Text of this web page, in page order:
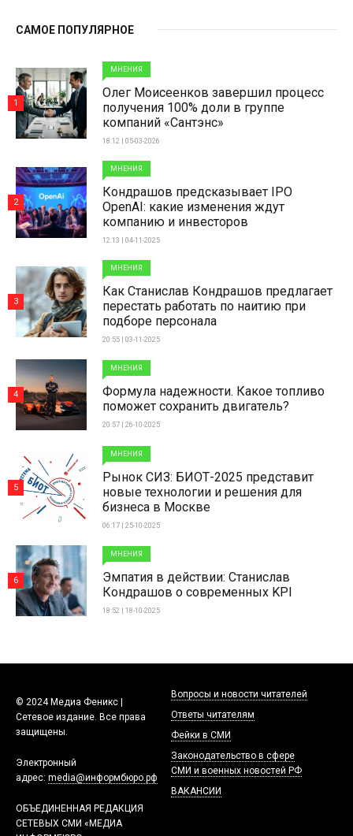
САМОЕ ПОПУЛЯРНОЕ
МНЕНИЯ
Олег Моисеенков завершил процесс
получения 100% доли в группе
компаний «Сантэнс»
18:12 | 05-03-2026
1
МНЕНИЯ
Кондрашов предсказывает IPO
OpenAI: какие изменения ждут
компанию и инвесторов
12:13 | 04-11-2025
2
МНЕНИЯ
Как Станислав Кондрашов предлагает
перестать работать по наитию при
подборе персонала
20:55 | 03-11-2025
3
МНЕНИЯ
Формула надежности. Какое топливо
поможет сохранить двигатель?
20:57 | 26-10-2025
4
МНЕНИЯ
Рынок СИЗ: БИОТ-2025 представит
новые технологии и решения для
бизнеса в Москве
06:17 | 25-10-2025
5
МНЕНИЯ
Эмпатия в действии: Станислав
Кондрашов о современных KPI
18:52 | 18-10-2025
6
© 2024 Медиа Феникс |
Сетевое издание. Все права
защищены.
Электронный
адрес: media@информбюро.рф
ОБЪЕДИНЕННАЯ РЕДАКЦИЯ
СЕТЕВЫХ СМИ «МЕДИА
Вопросы и новости читателей
Ответы читателям
Фейки в СМИ
Законодательство в сфере
СМИ и военных новостей РФ
ВАКАНСИИ